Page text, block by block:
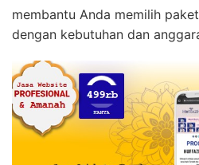
membantu Anda memilih
dengan kebutuhan dan